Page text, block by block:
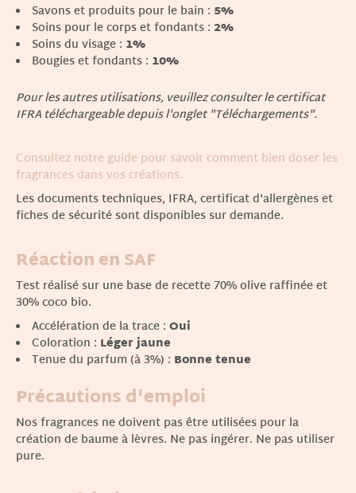
Savons et produits pour le bain : 5%
Soins pour le corps et fondants : 2%
Soins du visage : 1%
Bougies et fondants : 10%
Pour les autres utilisations, veuillez consulter le certificat
IFRA téléchargeable depuis l'onglet "Téléchargements".
Consultez notre guide pour savoir comment bien doser les
fragrances dans vos créations.
Les documents techniques, IFRA, certificat d'allergènes et
fiches de sécurité sont disponibles sur demande.
Réaction en SAF
Test réalisé sur une base de recette 70% olive raffinée et
30% coco bio.
Accélération de la trace : Oui
Coloration : Léger jaune
Tenue du parfum (à 3%) : Bonne tenue
Précautions d'emploi
Nos fragrances ne doivent pas être utilisées pour la
création de baume à lèvres. Ne pas ingérer. Ne pas utiliser
pure.